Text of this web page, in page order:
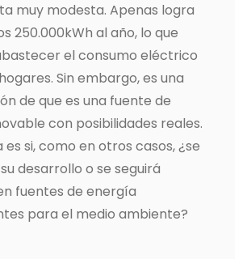
muy modesta. Apenas logra
250.000kWh al año, lo que
el consumo eléctrico
Sin embargo, es una
de que es una fuente de
con posibilidades reales.
es si, como en otros casos, ¿se
desarrollo o se seguirá
fuentes de energía
para el medio ambiente?